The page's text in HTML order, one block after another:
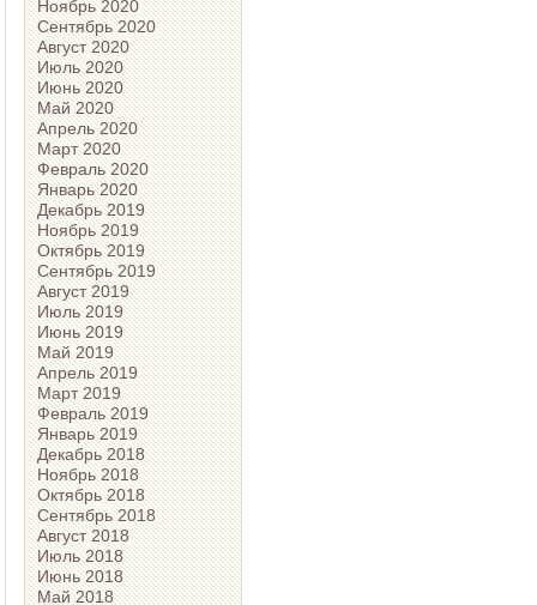
Ноябрь 2020
Сентябрь 2020
Август 2020
Июль 2020
Июнь 2020
Май 2020
Апрель 2020
Март 2020
Февраль 2020
Январь 2020
Декабрь 2019
Ноябрь 2019
Октябрь 2019
Сентябрь 2019
Август 2019
Июль 2019
Июнь 2019
Май 2019
Апрель 2019
Март 2019
Февраль 2019
Январь 2019
Декабрь 2018
Ноябрь 2018
Октябрь 2018
Сентябрь 2018
Август 2018
Июль 2018
Июнь 2018
Май 2018